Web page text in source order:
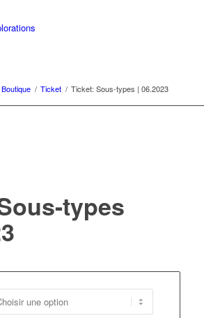
Boutique / Ticket / Ticket: Sous-types | 06.2023
types